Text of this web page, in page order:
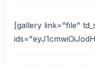
[gallery link="file"